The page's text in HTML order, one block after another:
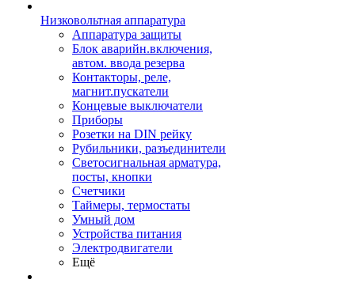
Низковольтная аппаратура
Аппаратура защиты
Блок аварийн.включения,
автом. ввода резерва
Контакторы, реле,
магнит.пускатели
Концевые выключатели
Приборы
Розетки на DIN рейку
Рубильники, разъединители
Светосигнальная арматура,
посты, кнопки
Счетчики
Таймеры, термостаты
Умный дом
Устройства питания
Электродвигатели
Ещё